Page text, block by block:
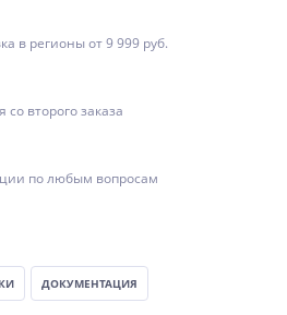
в регионы от 9 999 руб.
второго заказа
по любым вопросам
ДОКУМЕНТАЦИЯ